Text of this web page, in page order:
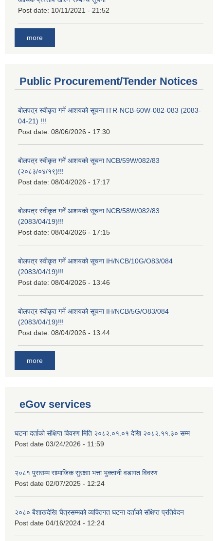
Post date: 10/11/2021 - 21:52
more
Public Procurement/Tender Notices
बोलपत्र स्वीकृत गर्ने आशयको सूचना ITR-NCB-60W-082-083 (2083-
04-21) !!!
Post date: 08/06/2026 - 17:30
बोलपत्र स्वीकृत गर्ने आशयको सूचना NCB/59W/082/83
(२०८३/०४/१९)!!!
Post date: 08/04/2026 - 17:17
बोलपत्र स्वीकृत गर्ने आशयको सूचना NCB/58W/082/83
(2083/04/19)!!!
Post date: 08/04/2026 - 17:15
बोलपत्र स्वीकृत गर्ने आशयको सूचना IH/NCB/10G/O83/084
(2083/04/19)!!!
Post date: 08/04/2026 - 13:46
बोलपत्र स्वीकृत गर्ने आशयको सूचना IH/NCB/5G/O83/084
(2083/04/19)!!!
Post date: 08/04/2026 - 13:44
more
eGov services
घटना दर्ताको संक्षिप्त विवरण मिति २०८२.०१.०१ देखि २०८२.११.३० सम्म
Post date 03/24/2026 - 11:59
२०८१ पुससम्म सामाजिक सुरक्षाा भत्ता भुक्तानी वडागत विवरण
Post date 02/07/2025 - 12:24
२०८० बैशाखदेखि चैत्रसम्मको व्यक्तिगत घटना दर्ताको संक्षिप्त प्रतिवेदन
Post date 04/16/2024 - 12:24